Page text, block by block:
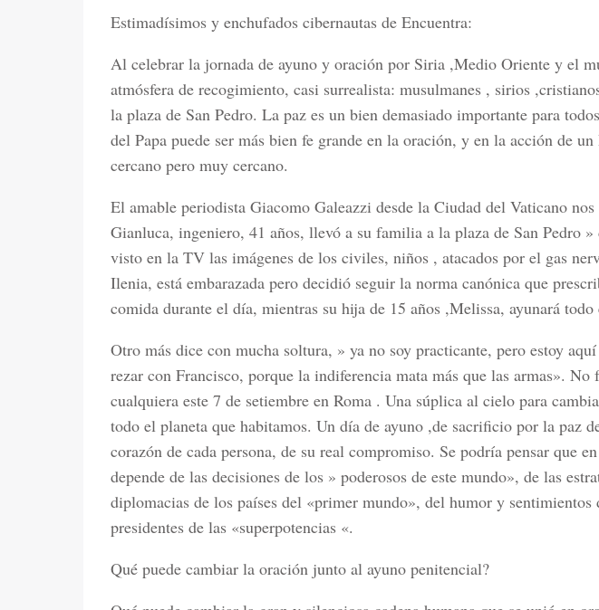
Estimadísimos y enchufados cibernautas de Encuentra:
Al celebrar la jornada de ayuno y oración por Siria ,Medio Oriente y el
atmósfera de recogimiento, casi surrealista: musulmanes , sirios
la plaza de San Pedro. La paz es un bien demasiado importante para
del Papa puede ser más bien fe grande en la oración, y en la acción de
cercano pero muy cercano.
El amable periodista Giacomo Galeazzi desde la Ciudad del Vaticano
Gianluca, ingeniero, 41 años, llevó a su familia a la plaza de San Pedro »
visto en la TV las imágenes de los civiles, niños , atacados por el gas
Ilenia, está embarazada pero decidió seguir la norma canónica que
comida durante el día, mientras su hija de 15 años ,Melissa, ayunará todo
Otro más dice con mucha soltura, » ya no soy practicante, pero estoy
rezar con Francisco, porque la indiferencia mata más que las armas». No
cualquiera este 7 de setiembre en Roma . Una súplica al cielo para
todo el planeta que habitamos. Un día de ayuno ,de sacrificio por la paz
corazón de cada persona, de su real compromiso. Se podría pensar que
depende de las decisiones de los » poderosos de este mundo», de las
diplomacias de los países del «primer mundo», del humor y sentimientos
presidentes de las «superpotencias «.
Qué puede cambiar la oración junto al ayuno penitencial?